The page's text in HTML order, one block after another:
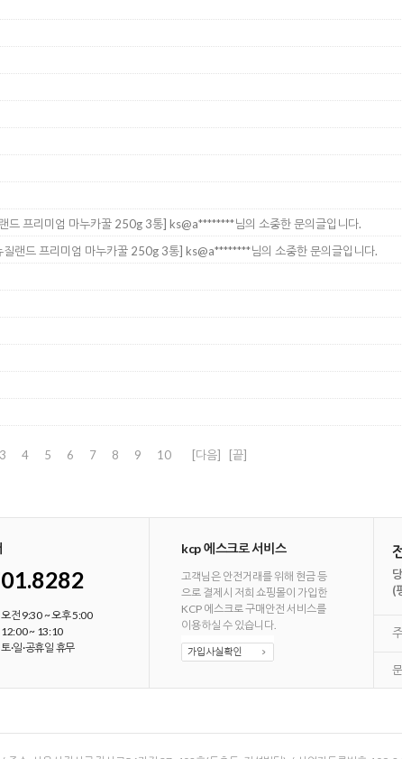
드 프리미엄 마누카꿀 250g 3통] ks@a********님의 소중한 문의글입니다.
랜드 프리미엄 마누카꿀 250g 3통] ks@a********님의 소중한 문의글입니다.
3 4 5 6 7 8 9 10 [다음] [끝]
오전 9:30 ~ 오후 5:00
12:00 ~ 13:10
토·일·공휴일 휴무
kcp 에스크로 서비스
고객님은 안전거래를 위해 현금 등
으로 결제시 저희 쇼핑몰이 가입한
KCP 에스크로 구매안전 서비스를
이용하실 수 있습니다.
(